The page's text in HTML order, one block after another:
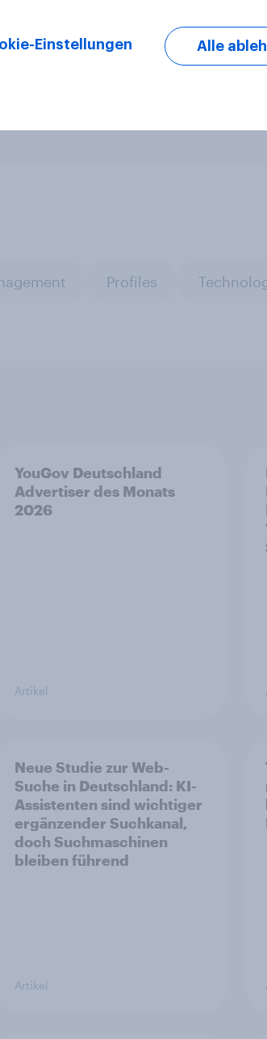
Newsletter
Profiles
YouGov Deutschland
Advertiser des Monats
2026
Artikel
Neue Studie zur Web-
Suche in Deutschland: KI-
Assistenten sind wichtiger
ergänzender Suchkanal,
doch Suchmaschinen
bleiben führend
Artikel
Einstellungen Alle